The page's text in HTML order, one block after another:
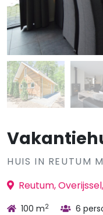
HUIS IN REUTUM
Reutum,
100 m2 6